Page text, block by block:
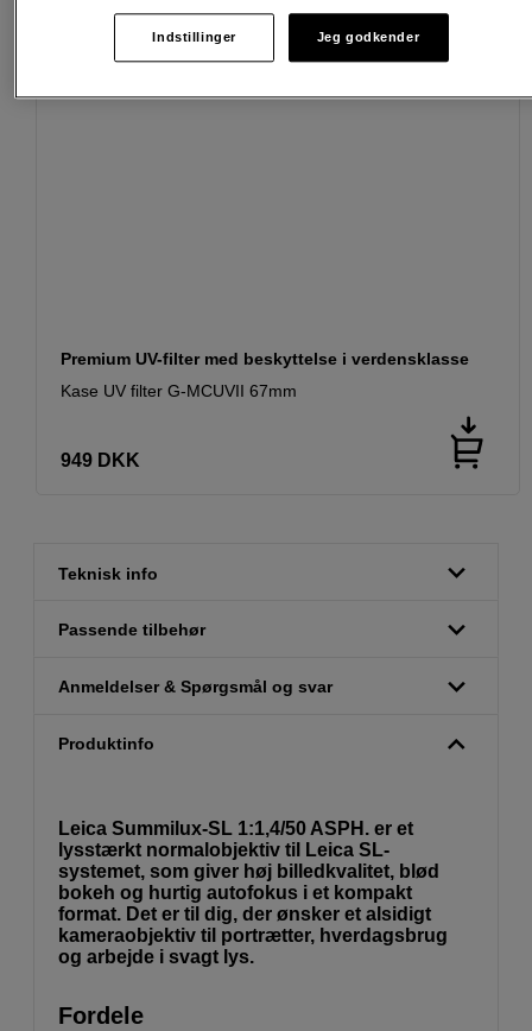
Premium UV-filter med beskyttelse i verdensklasse
Kase UV filter G-MCUVII 67mm
949 DKK
Teknisk info
Passende tilbehør
Anmeldelser & Spørgsmål og svar
Produktinfo
Leica Summilux-SL 1:1,4/50 ASPH. er et
lysstærkt normalobjektiv til Leica SL-
systemet, som giver høj billedkvalitet, blød
bokeh og hurtig autofokus i et kompakt
format. Det er til dig, der ønsker et alsidigt
kameraobjektiv til portrætter, hverdagsbrug
og arbejde i svagt lys.
Fordele
Indstillinger Jeg godkender